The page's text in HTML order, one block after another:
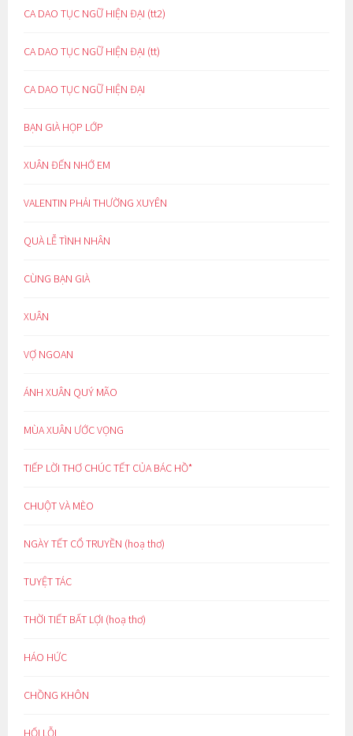
CA DAO TỤC NGỮ HIỆN ĐẠI (tt2)
CA DAO TỤC NGỮ HIỆN ĐẠI (tt)
CA DAO TỤC NGỮ HIỆN ĐẠI
BẠN GIÀ HỌP LỚP
XUÂN ĐẾN NHỚ EM
VALENTIN PHẢI THƯỜNG XUYÊN
QUÀ LỄ TÌNH NHÂN
CÙNG BẠN GIÀ
XUÂN
VỢ NGOAN
ÁNH XUÂN QUÝ MÃO
MÙA XUÂN ƯỚC VỌNG
TIẾP LỜI THƠ CHÚC TẾT CỦA BÁC HỒ*
CHUỘT VÀ MÈO
NGÀY TẾT CỔ TRUYỀN (hoạ thơ)
TUYỆT TÁC
THỜI TIẾT BẤT LỢI (hoạ thơ)
HÁO HỨC
CHỒNG KHÔN
HỐI LỖI